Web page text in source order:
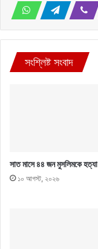
সংশ্লিষ্ট সংবাদ
সাত মাসে ৪৪ জন মুসলিমকে হত্যা
১০ আগস্ট, ২০২৬